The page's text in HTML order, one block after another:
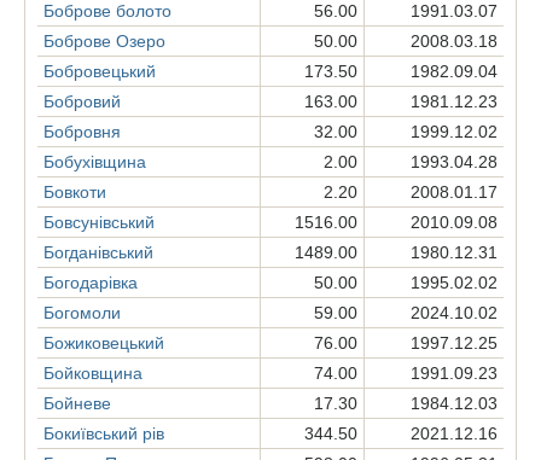
Боброве болото
56.00
1991.03.07
Боброве Озеро
50.00
2008.03.18
Бобровецький
173.50
1982.09.04
Бобровий
163.00
1981.12.23
Бобровня
32.00
1999.12.02
Бобухівщина
2.00
1993.04.28
Бовкоти
2.20
2008.01.17
Бовсунівський
1516.00
2010.09.08
Богданівський
1489.00
1980.12.31
Богодарівка
50.00
1995.02.02
Богомоли
59.00
2024.10.02
Божиковецький
76.00
1997.12.25
Бойковщина
74.00
1991.09.23
Бойневе
17.30
1984.12.03
Бокиївський рів
344.50
2021.12.16